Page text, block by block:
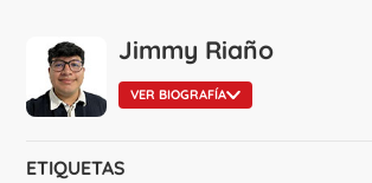
Jimmy Riaño
VER BIOGRAFÍA
ETIQUETAS